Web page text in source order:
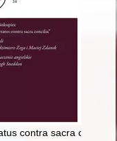
do 1973 roku
contra sacra concilia